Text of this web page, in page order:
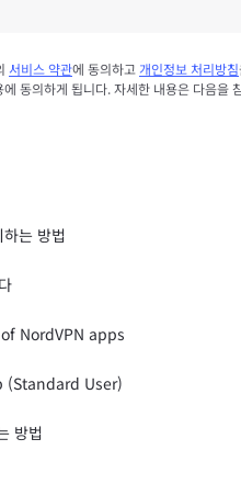
서비스 약관에 동의하고 개인정보 처리방침
동의하게 됩니다. 자세한 내용은 다음을
는 방법
NordVPN apps
User)
방법